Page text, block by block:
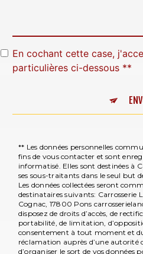
En cochant cette case,
particulières ci-dessous **
** Les données personnelles
fins de vous contacter et sont
informatisé. Elles sont destinées à
ses sous-traitants dans le seul but
Les données collectées seront
destinataires suivants: Carrosserie
Cognac, 17800 Pons
disposez de droits d’accès, de
portabilité, de limitation,
consentement à tout moment et
réclamation auprès d’une autorité
d’organiser le sort de vos données